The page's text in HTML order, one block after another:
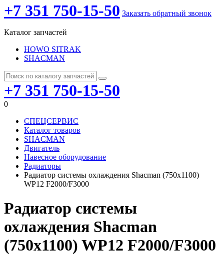
+7 351 750-15-50 Заказать обратный звонок
Каталог запчастей
HOWO SITRAK
SHACMAN
+7 351 750-15-50
0
СПЕЦСЕРВИС
Каталог товаров
SHACMAN
Двигатель
Навесное оборудование
Радиаторы
Радиатор системы охлаждения Shacman (750х1100)
WP12 F2000/F3000
Радиатор системы
охлаждения Shacman
(750х1100) WP12 F2000/F3000